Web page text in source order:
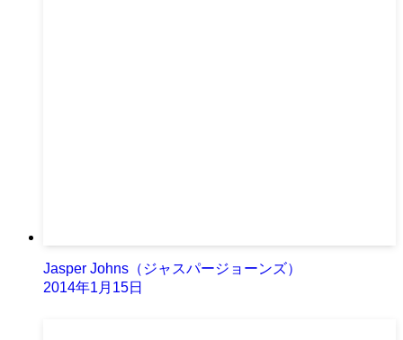
Jasper Johns（ジャスパージョーンズ）
2014年1月15日